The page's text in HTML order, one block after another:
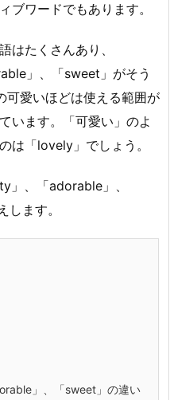
ブワードでもあります。
はたくさんあり、
」、「sweet」がそう
可愛いほどは使える範囲が
います。「可愛い」のよ
は「lovely」でしょう。
」、「adorable」、
します。
」、「sweet」の違い